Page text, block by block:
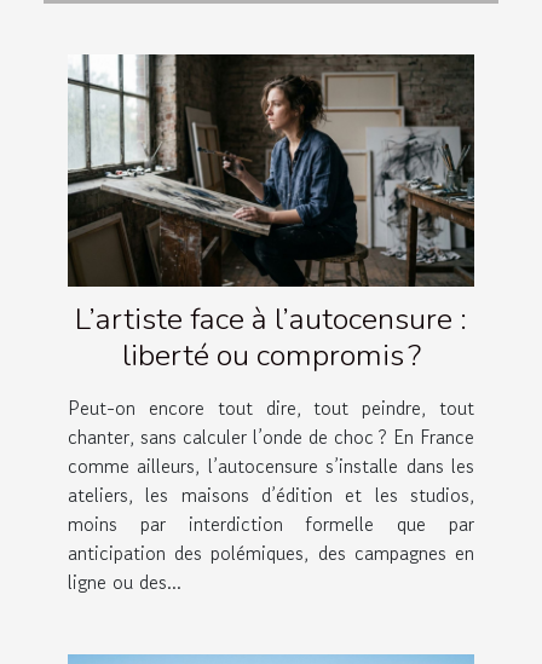
L’artiste face à l’autocensure :
liberté ou compromis ?
Peut-on encore tout dire, tout peindre, tout
chanter, sans calculer l’onde de choc ? En France
comme ailleurs, l’autocensure s’installe dans les
ateliers, les maisons d’édition et les studios,
moins par interdiction formelle que par
anticipation des polémiques, des campagnes en
ligne ou des...